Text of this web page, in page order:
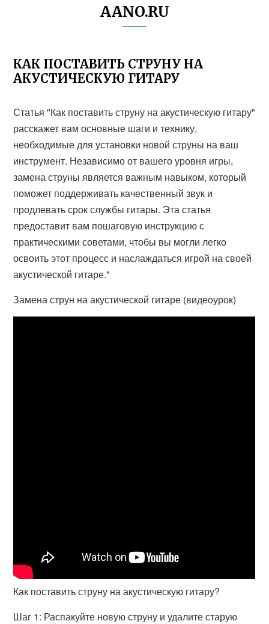
AANO.RU
КАК ПОСТАВИТЬ СТРУНУ НА
АКУСТИЧЕСКУЮ ГИТАРУ
Статья "Как поставить струну на акустическую гитару"
расскажет вам основные шаги и технику,
необходимые для установки новой струны на ваш
инструмент. Независимо от вашего уровня игры,
замена струны является важным навыком, который
поможет поддерживать качественный звук и
продлевать срок службы гитары. Эта статья
предоставит вам пошаговую инструкцию с
практическими советами, чтобы вы могли легко
освоить этот процесс и наслаждаться игрой на своей
акустической гитаре."
Замена струн на акустической гитаре (видеоурок)
Как поставить струну на акустическую гитару?
Шаг 1: Распакуйте новую струну и удалите старую